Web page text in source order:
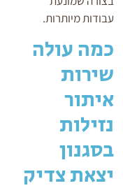
עבודות מיותרות.
כמה עולה
שירות
איתור
נזילות
בסגנון
יצאת צדיק